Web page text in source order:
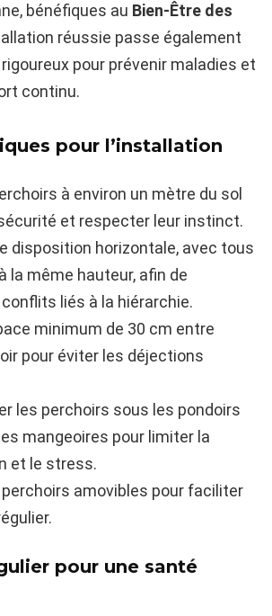
bénéfiques au Bien-Être des
réussie passe également
pour prévenir maladies et
continu.
pour l’installation
à environ un mètre du sol
et respecter leur instinct.
disposition horizontale, avec tous
la même hauteur, afin de
liés à la hiérarchie.
minimum de 30 cm entre
pour éviter les déjections
les perchoirs sous les pondoirs
mangeoires pour limiter la
et le stress.
amovibles pour faciliter
pour une santé